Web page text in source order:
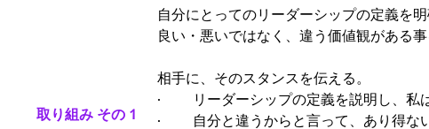
取り組み その 1
自分にとってのリーダーシップの定義を明
良い・悪いではなく、違う価値観がある事
相手に、そのスタンスを伝える。
· リーダーシップの定義を説明し、私は
· 自分と違うからと言って、あり得ない